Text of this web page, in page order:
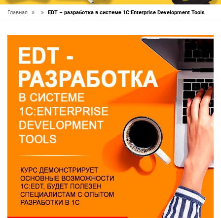
Главная » » EDT – разработка в системе 1C:Enterprise Development Tools